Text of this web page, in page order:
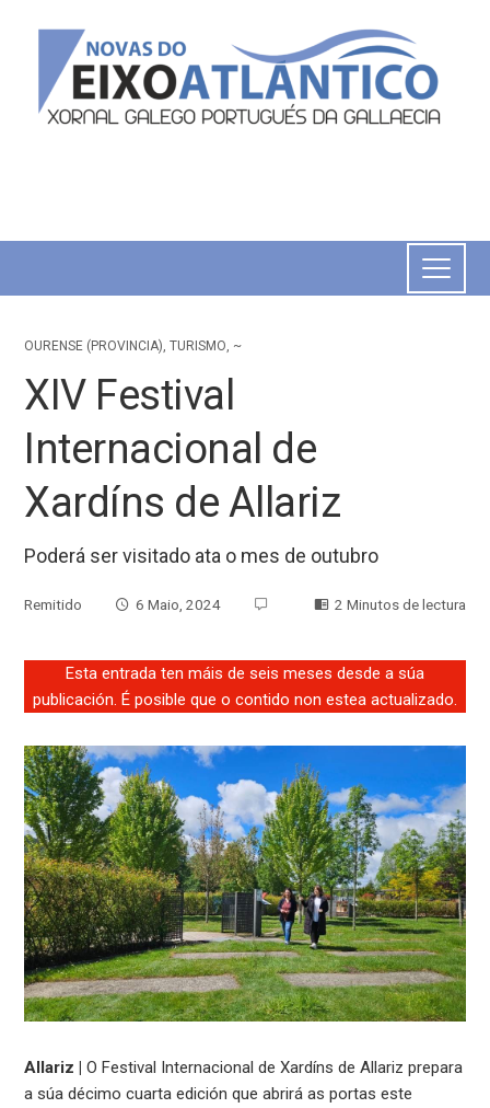
OURENSE (PROVINCIA),TURISMO, ~
XIV Festival
Internacional de
Xardíns de Allariz
Poderá ser visitado ata o mes de outubro
Remitido 6 Maio, 2024 2 Minutos de lectura
Esta entrada ten máis de seis meses desde a súa
publicación. É posible que o contido non estea actualizado.
Allariz | O Festival Internacional de Xardíns de Allariz prepara
a súa décimo cuarta edición que abrirá as portas este